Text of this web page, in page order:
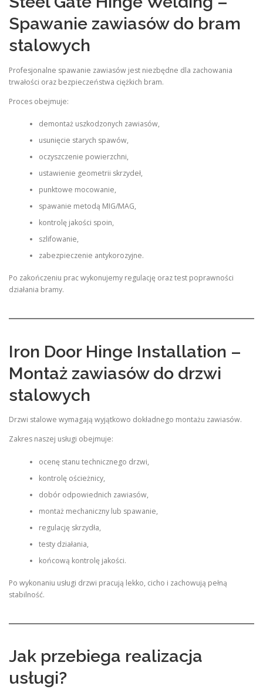
Spawanie zawiasów do bram
stalowych
Profesjonalne spawanie zawiasów jest niezbędne dla zachowania
trwałości oraz bezpieczeństwa ciężkich bram.
Proces obejmuje:
demontaż uszkodzonych zawiasów,
usunięcie starych spawów,
oczyszczenie powierzchni,
ustawienie geometrii skrzydeł,
punktowe mocowanie,
spawanie metodą MIG/MAG,
kontrolę jakości spoin,
szlifowanie,
zabezpieczenie antykorozyjne.
Po zakończeniu prac wykonujemy regulację oraz test poprawności
działania bramy.
Iron Door Hinge Installation –
Montaż zawiasów do drzwi
stalowych
Drzwi stalowe wymagają wyjątkowo dokładnego montażu zawiasów.
Zakres naszej usługi obejmuje:
ocenę stanu technicznego drzwi,
kontrolę ościeżnicy,
dobór odpowiednich zawiasów,
montaż mechaniczny lub spawanie,
regulację skrzydła,
testy działania,
końcową kontrolę jakości.
Po wykonaniu usługi drzwi pracują lekko, cicho i zachowują pełną
stabilność.
Jak przebiega realizacja
usługi?